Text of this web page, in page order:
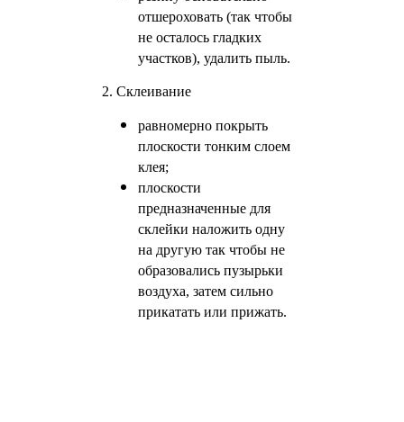
отшероховать (так чтобы
не осталось гладких
участков), удалить пыль.
2. Склеивание
равномерно покрыть
плоскости тонким слоем
клея;
плоскости
предназначенные для
склейки наложить одну
на другую так чтобы не
образовались пузырьки
воздуха, затем сильно
прикатать или прижать.